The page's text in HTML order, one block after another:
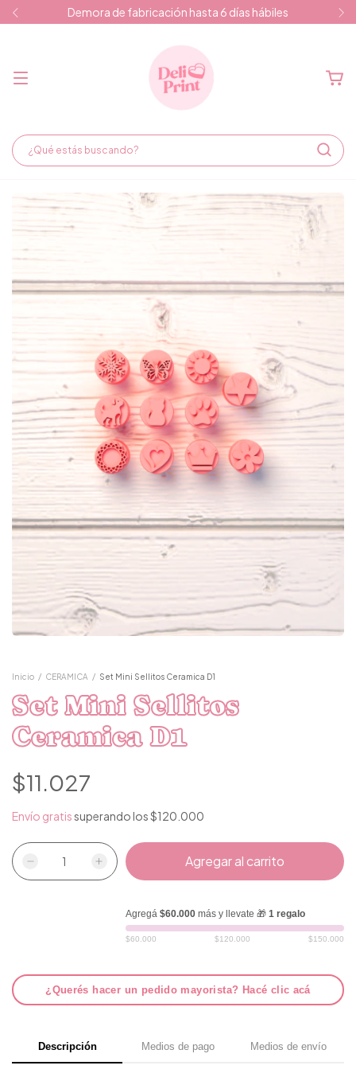
Demora de fabricación hasta 6 días hábiles
Inicio / CERAMICA / Set Mini Sellitos Ceramica D1
Set Mini Sellitos
Ceramica D1
$11.027
Envío gratissuperando los$120.000
Agregá $60.000más y llevate 🎁 1 regalo
$60.000 $120.000 $150.000
¿Querés hacer un pedido mayorista? Hacé clic acá
Descripción Medios de pago Medios de envío